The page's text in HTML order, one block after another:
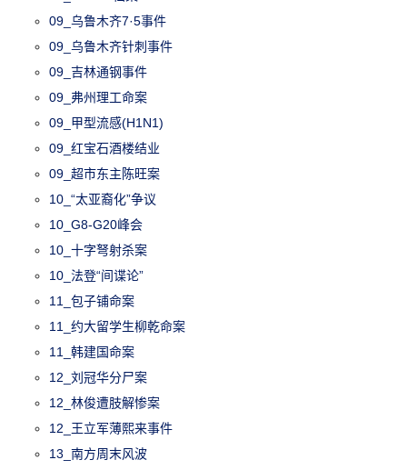
09_乌鲁木齐7·5事件
09_乌鲁木齐针刺事件
09_吉林通钢事件
09_弗州理工命案
09_甲型流感(H1N1)
09_红宝石酒楼结业
09_超市东主陈旺案
10_“太亚裔化”争议
10_G8-G20峰会
10_十字弩射杀案
10_法登“间谍论”
11_包子铺命案
11_约大留学生柳乾命案
11_韩建国命案
12_刘冠华分尸案
12_林俊遭肢解惨案
12_王立军薄熙来事件
13_南方周末风波